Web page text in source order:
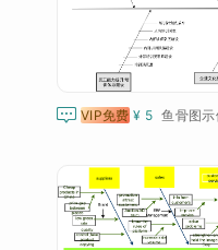
 VIP免费 ¥ 5